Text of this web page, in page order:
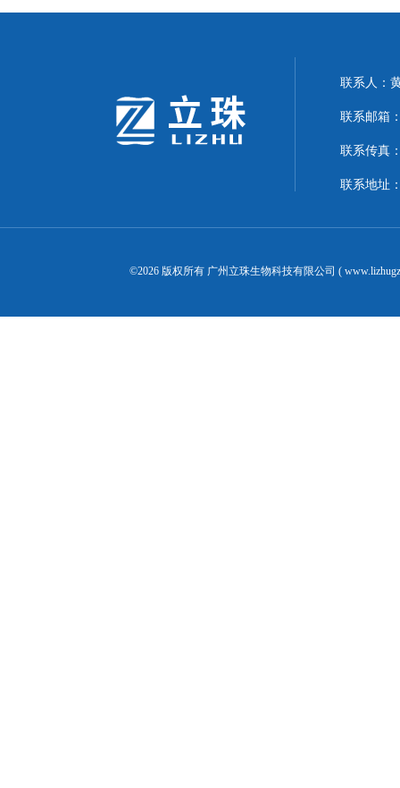
联系人：
联系邮箱
联系传真
联系地址
©2026 版权所有 广州立珠生物科技有限公司 (